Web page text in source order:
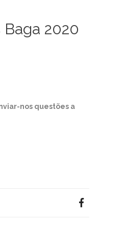
2020
nos questões a